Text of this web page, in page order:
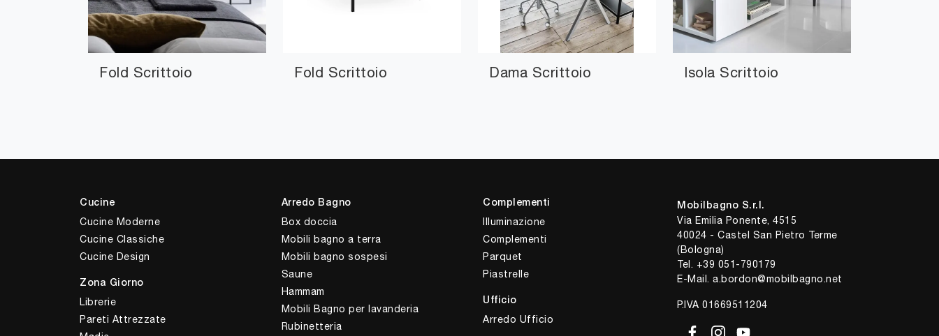
Fold Scrittoio Fold Scrittoio Dama Scrittoio Isola Scrittoio
Cucine
Cucine Moderne
Cucine Classiche
Cucine Design
Zona Giorno
Librerie
Pareti Attrezzate
Arredo Bagno
Box doccia
Mobili bagno a terra
Mobili bagno sospesi
Saune
Hammam
Mobili Bagno per lavanderia
Rubinetteria
Complementi
Illuminazione
Complementi
Parquet
Piastrelle
Ufficio
Arredo Ufficio
Mobilbagno S.r.l.
Via Emilia Ponente, 4515
40024 - Castel San Pietro Terme
(Bologna)
Tel. +39 051-790179
E-Mail. a.bordon@mobilbagno.net
P.IVA 01669511204